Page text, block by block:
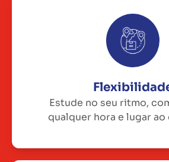
Estude no seu ritmo,
qualquer hora e lugar